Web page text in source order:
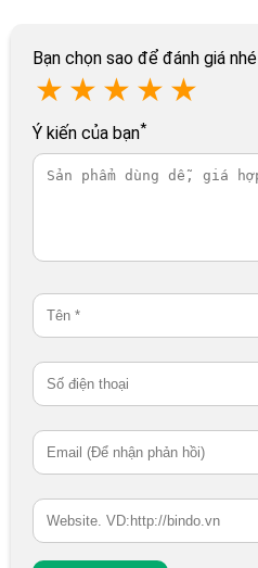
Bạn chọn sao để đánh giá nhé
★ ★ ★ ★ ★
Ý kiến của bạn*